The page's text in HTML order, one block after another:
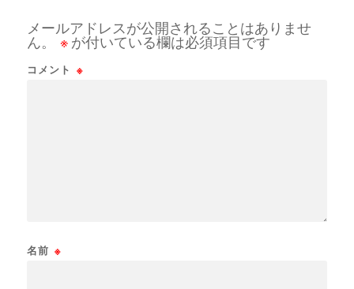
メールアドレスが公開されることはありませ
ん。
※ が付いている欄は必須項目です
コメント ※
名前 ※